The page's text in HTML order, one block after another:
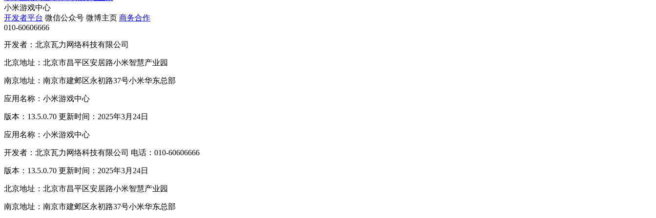
小米游戏中心
开发者平台 微信公众号 微博主页 商务合作
010-60606666
开发者：北京瓦力网络科技有限公司
北京地址：北京市昌平区安居路小米智慧产业园
南京地址：南京市建邺区永初路37号小米华东总部
应用名称：小米游戏中心
版本：13.5.0.70 更新时间：2025年3月24日
应用名称：小米游戏中心
开发者：北京瓦力网络科技有限公司 电话：010-60606666
版本：13.5.0.70 更新时间：2025年3月24日
北京地址：北京市昌平区安居路小米智慧产业园
南京地址：南京市建邺区永初路37号小米华东总部